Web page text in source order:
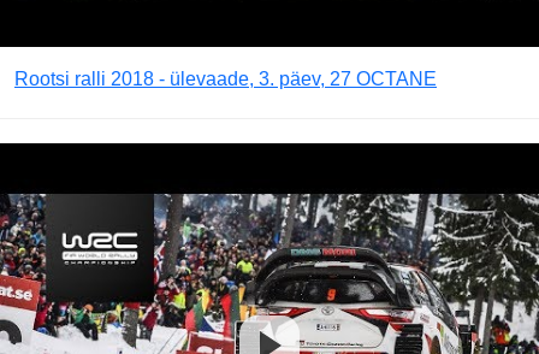
Rootsi ralli 2018 - ülevaade, 3. päev, 27 OCTANE